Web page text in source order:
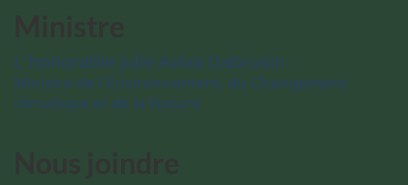
L’honorable Julie Aviva Dabrusin
Ministre de l’Environnement, du Changement
climatique et de la Nature